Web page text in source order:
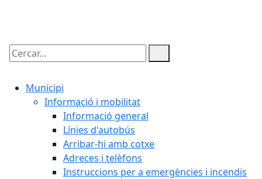
Cercar:
Municipi
Informació i mobilitat
Informació general
Línies d'autobús
Arribar-hi amb cotxe
Adreces i telèfons
Instruccions per a emergències i incendis